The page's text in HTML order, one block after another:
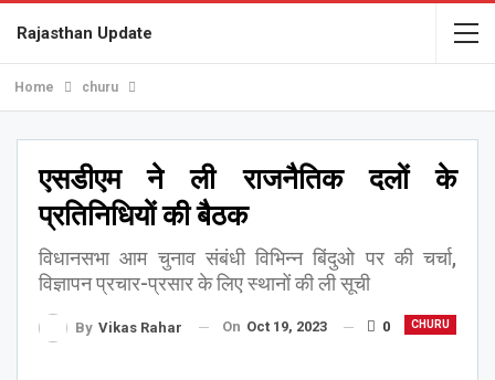
Rajasthan Update
Home churu
एसडीएम ने ली राजनैतिक दलों के
प्रतिनिधियों की बैठक
विधानसभा आम चुनाव संबंधी विभिन्न बिंदुओ पर की चर्चा,
विज्ञापन प्रचार-प्रसार के लिए स्थानों की ली सूची
CHURU
By Vikas Rahar On Oct 19, 2023 0